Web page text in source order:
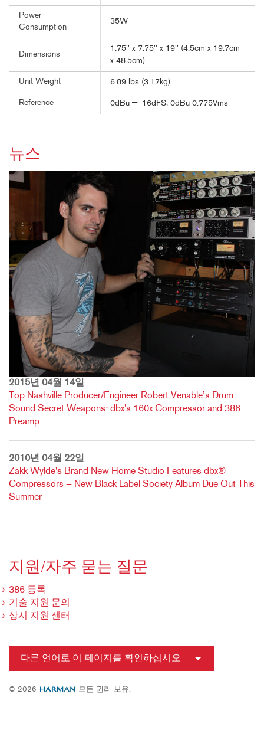
Power
Consumption
35W
Dimensions
1.75'' x 7.75'' x 19'' (4.5cm x 19.7cm
x 48.5cm)
Unit Weight 6.89 lbs (3.17kg)
Reference 0dBu = -16dFS, 0dBu-0.775Vms
뉴스
2015년 04월 14일
Top Nashville Producer/Engineer Robert Venable’s Drum
Sound Secret Weapons: dbx's 160x Compressor and 386
Preamp
2010년 04월 22일
Zakk Wylde's Brand New Home Studio Features dbx®
Compressors — New Black Label Society Album Due Out This
Summer
지원/자주 묻는 질문
386 등록
기술 지원 문의
상시 지원 센터
다른 언어로 이 페이지를 확인하십시오
© 2026 모든 권리 보유.